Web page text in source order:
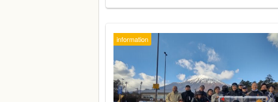
information